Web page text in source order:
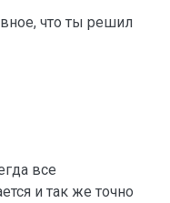
что ты решил
все
и так же точно